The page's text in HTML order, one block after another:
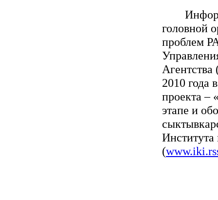
головной
проблем
2010 года
проекта –
этапе и
(